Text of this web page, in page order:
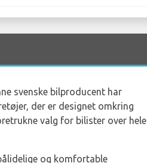
svenske bilproducent har
der er designet omkring
valg for bilister over hele
og komfortable